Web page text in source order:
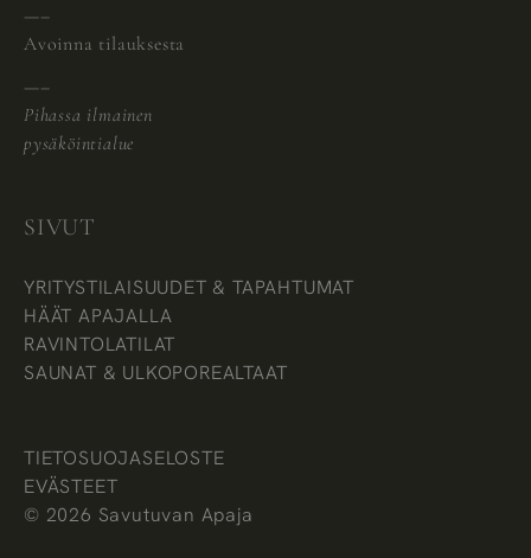
—–
Avoinna tilauksesta
—–
Pihassa ilmainen
pysäköintialue
SIVUT
YRITYSTILAISUUDET & TAPAHTUMAT
HÄÄT APAJALLA
RAVINTOLATILAT
SAUNAT & ULKOPOREALTAAT
TIETOSUOJASELOSTE
EVÄSTEET
© 2026 Savutuvan Apaja